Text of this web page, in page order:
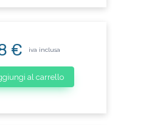
€ iva inclusa
al carrello